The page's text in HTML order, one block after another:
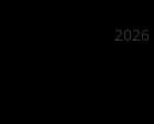
2026